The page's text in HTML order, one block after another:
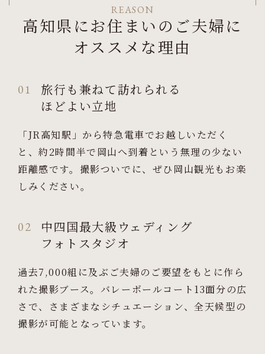
REASON
高知県にお住まいのご夫婦に
オススメな理由
01
旅行も兼ねて訪れられる
ほどよい立地
「JR高知駅」から特急電車でお越しいただく
と、約2時間半で岡山へ到着という無理の少ない
距離感です。撮影ついでに、ぜひ岡山観光もお楽
しみください。
02
中四国最大級ウェディング
フォトスタジオ
過去7,000組に及ぶご夫婦のご要望をもとに作ら
れた撮影ブース。バレーボールコート13面分の広
さで、さまざまなシチュエーション、全天候型の
撮影が可能となっています。